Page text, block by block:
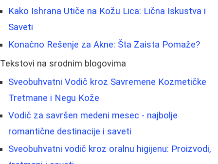
Kako Ishrana Utiče na Kožu Lica: Lična Iskustva i
Saveti
Konačno Rešenje za Akne: Šta Zaista Pomaže?
Tekstovi na srodnim blogovima
Sveobuhvatni Vodič kroz Savremene Kozmetičke
Tretmane i Negu Kože
Vodič za savršen medeni mesec - najbolje
romantične destinacije i saveti
Sveobuhvatni vodič kroz oralnu higijenu: Proizvodi,